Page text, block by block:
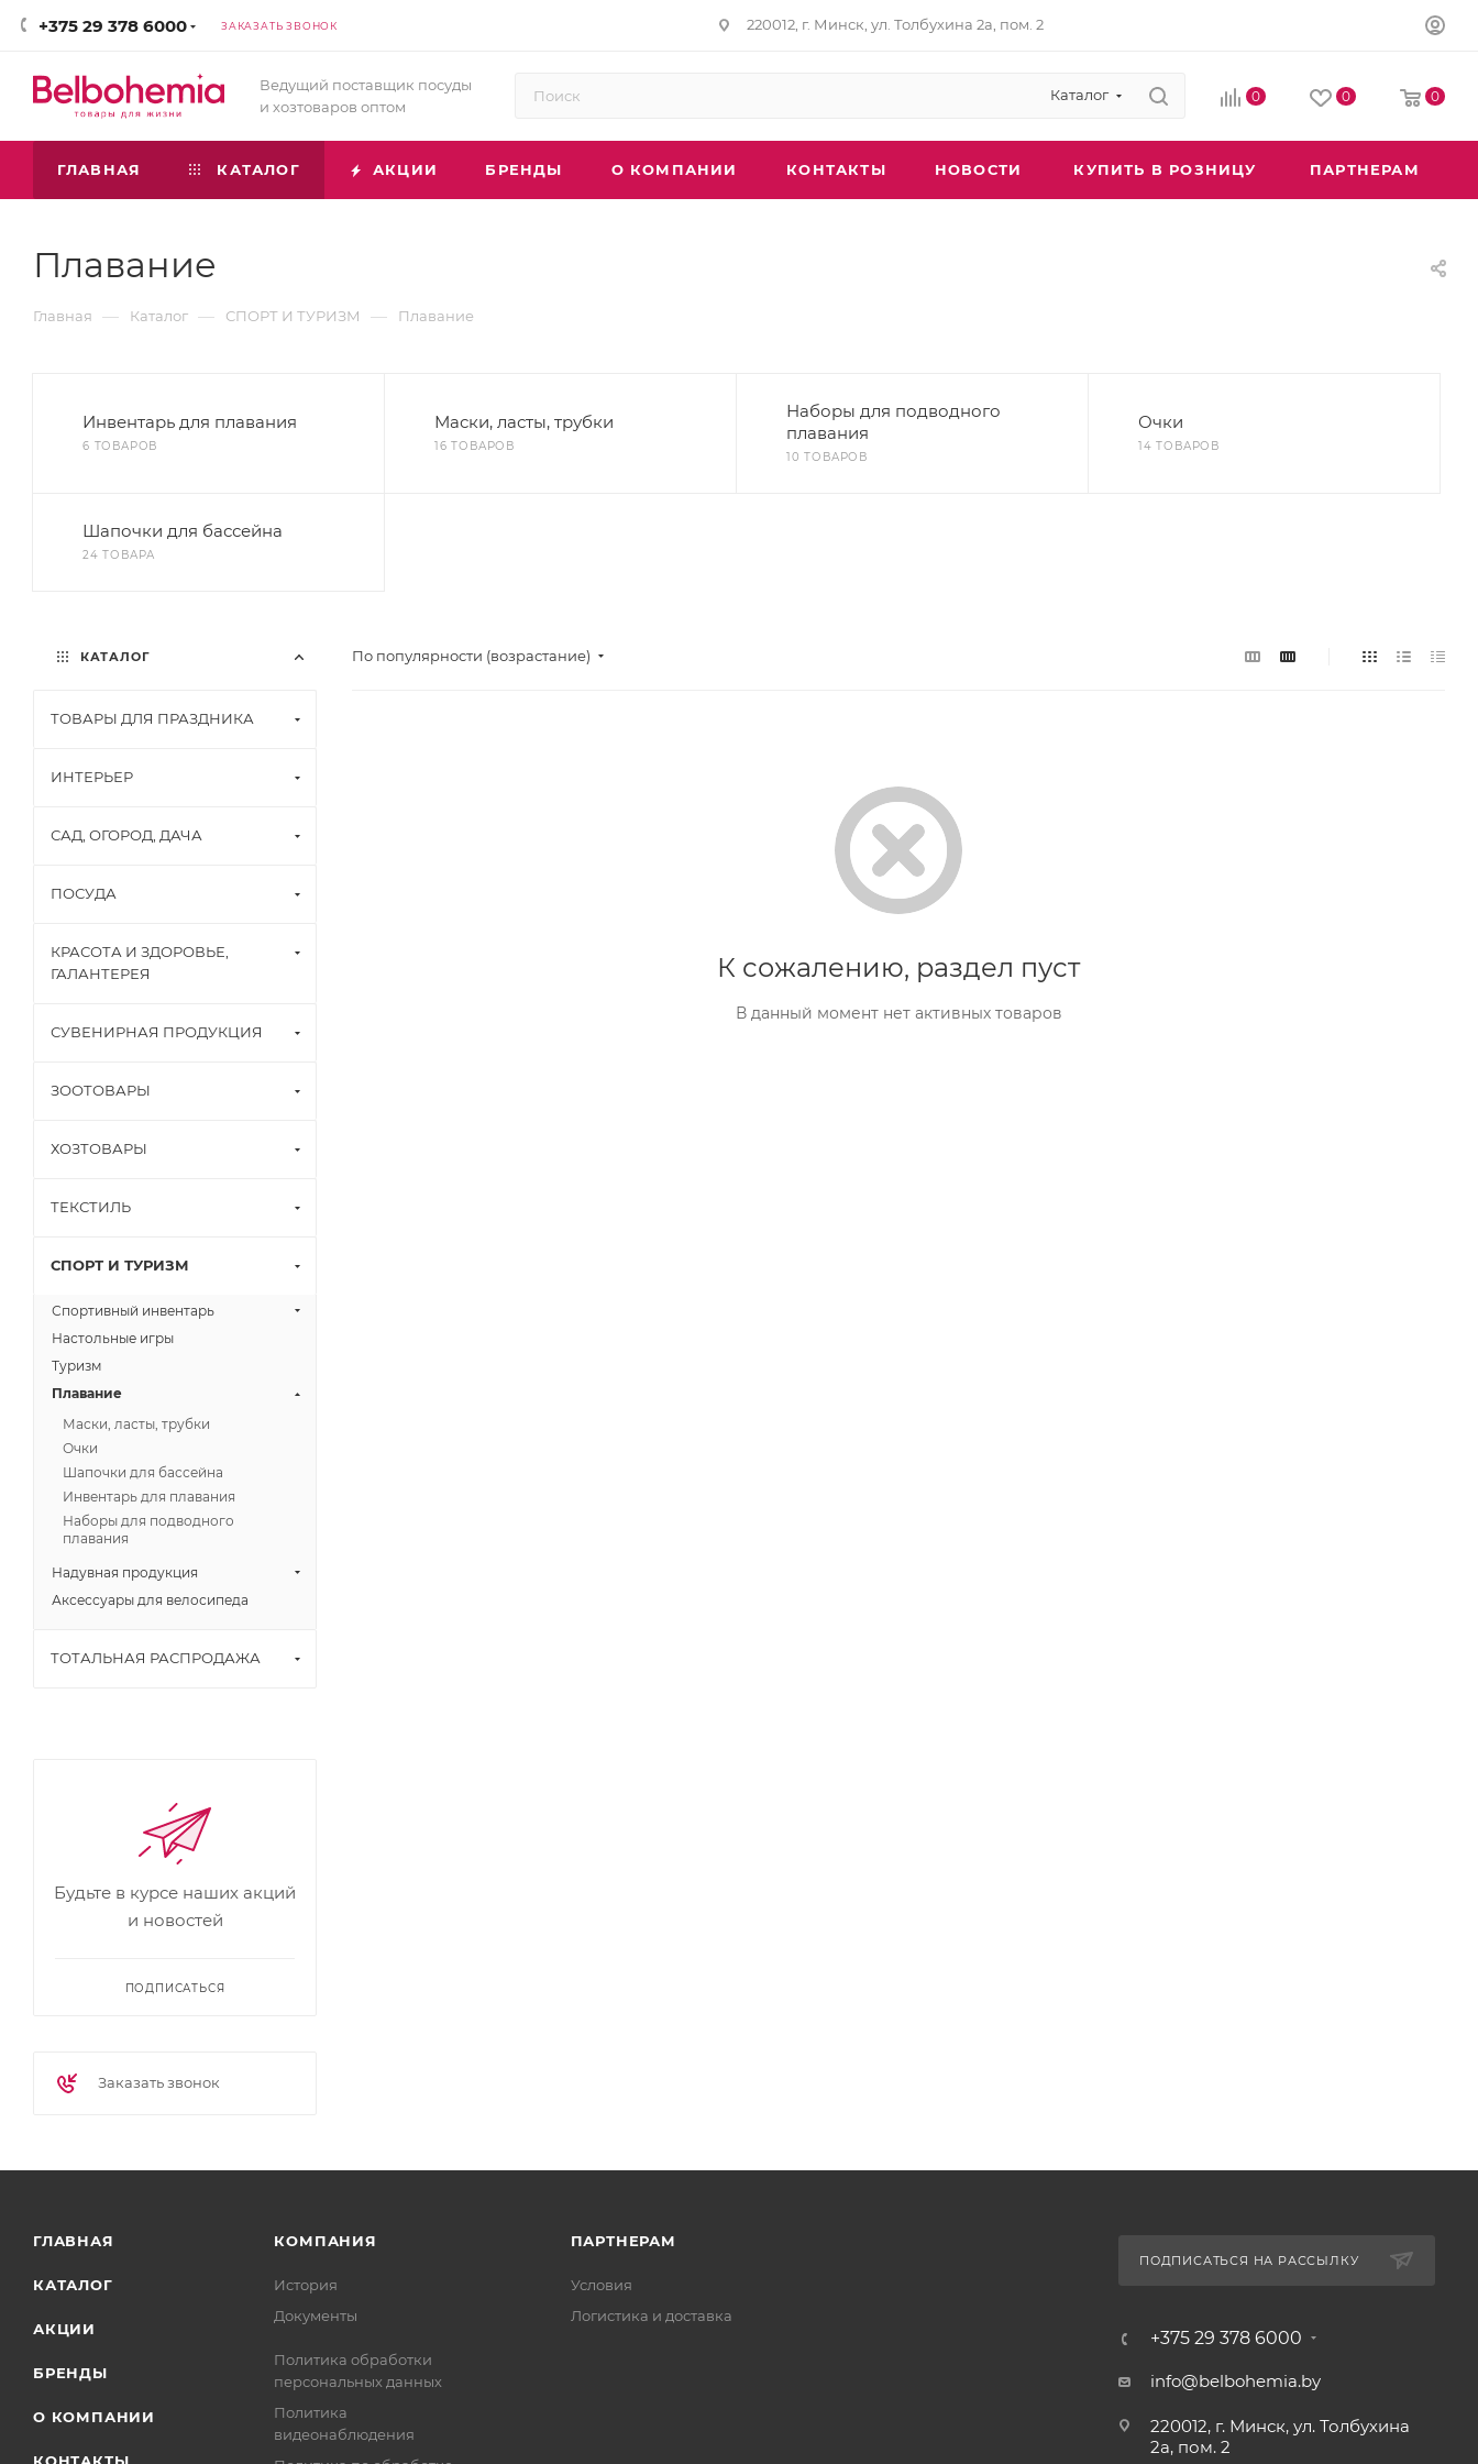
+375 29 378 6000 ЗАКАЗАТЬ ЗВОНОК 220012, г. Минск, ул. Толбухина 2а, пом. 2
Ведущий поставщик посуды
и хозтоваров оптом
Каталог 0 0 0
ГЛАВНАЯ КАТАЛОГ АКЦИИ БРЕНДЫ О КОМПАНИИ КОНТАКТЫ НОВОСТИ КУПИТЬ В РОЗНИЦУ ПАРТНЕРАМ
Плавание
Главная — Каталог — СПОРТ И ТУРИЗМ — Плавание
Инвентарь для плавания
6 ТОВАРОВ
Маски, ласты, трубки
16 ТОВАРОВ
Наборы для подводного
плавания
10 ТОВАРОВ
Очки
14 ТОВАРОВ
Шапочки для бассейна
24 ТОВАРА
По популярности (возрастание)
К сожалению, раздел пуст
В данный момент нет активных товаров
КАТАЛОГ
ТОВАРЫ ДЛЯ ПРАЗДНИКА
ИНТЕРЬЕР
САД, ОГОРОД, ДАЧА
ПОСУДА
КРАСОТА И ЗДОРОВЬЕ,
ГАЛАНТЕРЕЯ
СУВЕНИРНАЯ ПРОДУКЦИЯ
ЗООТОВАРЫ
ХОЗТОВАРЫ
ТЕКСТИЛЬ
СПОРТ И ТУРИЗМ
Спортивный инвентарь
Настольные игры
Туризм
Плавание
Маски, ласты, трубки
Очки
Шапочки для бассейна
Инвентарь для плавания
Наборы для подводного
плавания
Надувная продукция
Аксессуары для велосипеда
ТОТАЛЬНАЯ РАСПРОДАЖА
Будьте в курсе наших акций
и новостей
ПОДПИСАТЬСЯ
Заказать звонок
ГЛАВНАЯ
КАТАЛОГ
АКЦИИ
БРЕНДЫ
О КОМПАНИИ
КОМПАНИЯ
История
Документы
Политика обработки
персональных данных
Политика
видеонаблюдения
ПАРТНЕРАМ
Условия
Логистика и доставка
ПОДПИСАТЬСЯ НА РАССЫЛКУ
+375 29 378 6000
info@belbohemia.by
220012, г. Минск, ул. Толбухина
2а, пом. 2